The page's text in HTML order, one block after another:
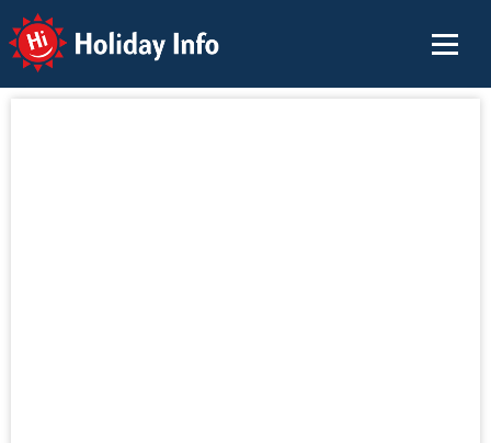
Holiday Info